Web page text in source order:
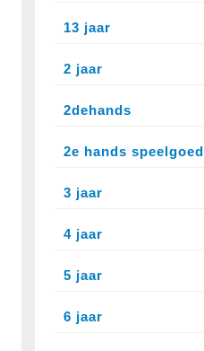
13 jaar
2 jaar
2dehands
2e hands speelgoed
3 jaar
4 jaar
5 jaar
6 jaar